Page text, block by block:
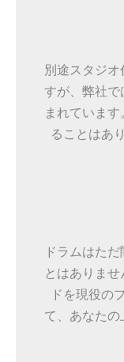
別途スタジ
すが、弊社
まれていま
ることはあ
ドラムはた
とはありま
ドを現役の
て、あなた